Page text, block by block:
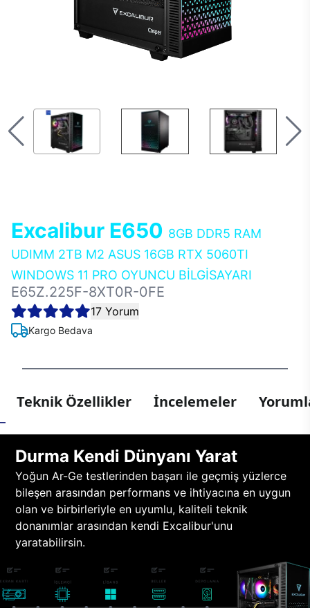
Excalibur E650 8GB DDR5 RAM
UDIMM 2TB M2 ASUS 16GB RTX 5060TI
WINDOWS 11 PRO OYUNCU BİLGİSAYARI
E65Z.225F-8XT0R-0FE
17 Yorum
Kargo Bedava
Teknik Özellikler İncelemeler
Durma Kendi Dünyanı Yarat
Yoğun Ar-Ge testlerinden başarı ile geçmiş yüzlerce
bileşen arasından performans ve ihtiyacına en uygun
olan ve birbirleriyle en uyumlu, kaliteli teknik
donanımlar arasından kendi Excalibur'unu
yaratabilirsin.